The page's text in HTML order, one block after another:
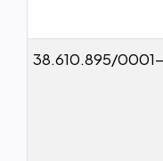
38.610.895/